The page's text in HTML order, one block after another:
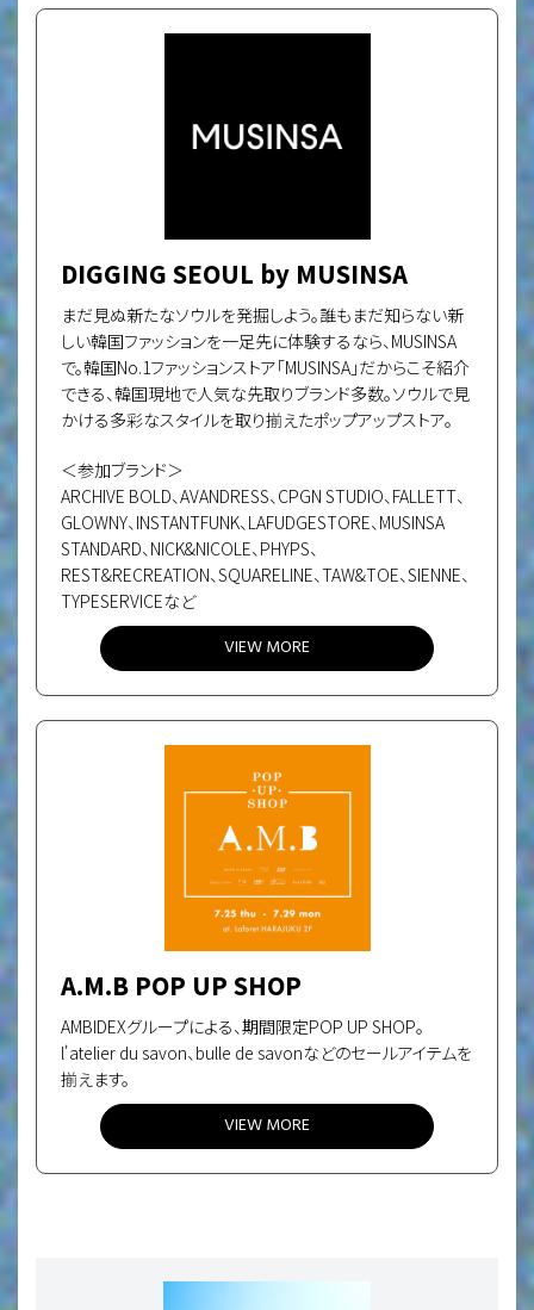
DIGGING SEOUL by MUSINSA
まだ見ぬ新たなソウルを発掘しよう。誰もまだ知らない新
しい韓国ファッションを一足先に体験するなら、MUSINSA
で。韓国No.1ファッションストア「MUSINSA」だからこそ紹介
できる、韓国現地で人気な先取りブランド多数。ソウルで見
かける多彩なスタイルを取り揃えたポップアップストア。
＜参加ブランド＞
ARCHIVE BOLD、AVANDRESS、CPGN STUDIO、FALLETT、
GLOWNY、INSTANTFUNK、LAFUDGESTORE、MUSINSA
STANDARD、NICK&NICOLE、PHYPS、
REST&RECREATION、SQUARELINE、TAW&TOE、SIENNE、
TYPESERVICEなど
VIEW MORE
A.M.B POP UP SHOP
AMBIDEXグループによる、期間限定POP UP SHOP。
l'atelier du savon、bulle de savonなどのセールアイテムを
揃えます。
VIEW MORE